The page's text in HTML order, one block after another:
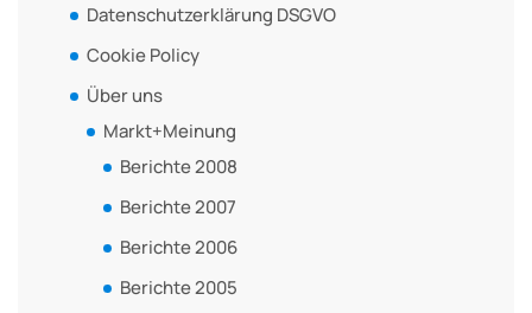
Datenschutzerklärung DSGVO
Cookie Policy
Über uns
Markt+Meinung
Berichte 2008
Berichte 2007
Berichte 2006
Berichte 2005